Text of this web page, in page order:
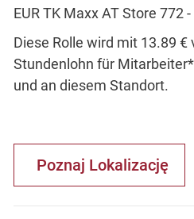
EUR TK Maxx AT Store 772
Diese Rolle wird mit 13.89
Stundenlohn für
und an diesem Standort.
Poznaj Lokalizację